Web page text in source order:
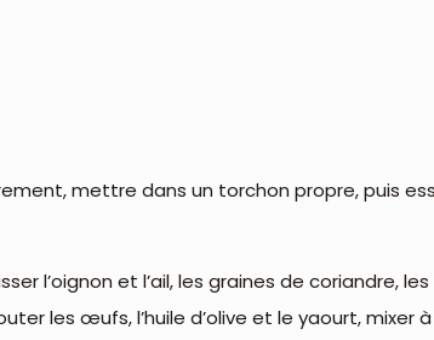
mettre dans un torchon propre, puis
l’oignon et l’ail, les graines de coriandre,
les œufs, l’huile d’olive et le yaourt, mixer